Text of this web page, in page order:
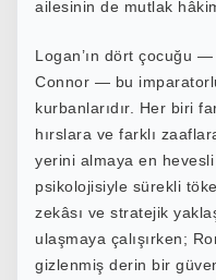
ailesinin de mutlak
Logan’ın dört çocuğu
Connor — bu
kurbanlarıdır. Her biri
hırslara ve farklı
yerini almaya en hevesli
psikolojisiyle sürekli
zekâsı ve stratejik
ulaşmaya çalışırken;
gizlenmiş derin bir